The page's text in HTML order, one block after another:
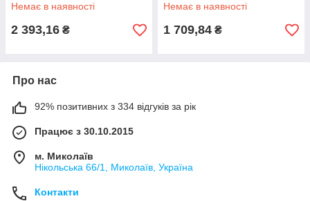
Немає в наявності
2 393,16 ₴
Немає в наявності
1 709,84 ₴
Про нас
92% позитивних з 334 відгуків за рік
Працює з 30.10.2015
м. Миколаїв
Нікольська 66/1, Миколаїв, Україна
Контакти